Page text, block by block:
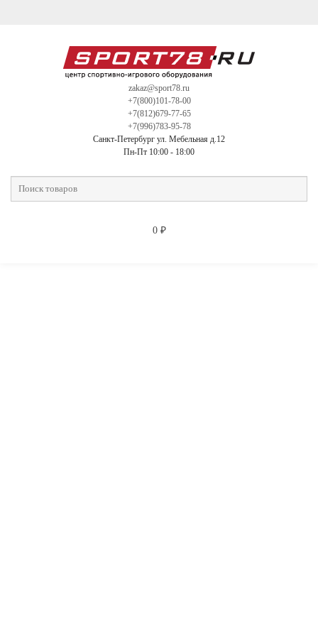
zakaz@sport78.ru
+7(800)101-78-00
+7(812)679-77-65
+7(996)783-95-78
Санкт-Петербург ул. Мебельная д.12
Пн-Пт 10:00 - 18:00
0 ₽